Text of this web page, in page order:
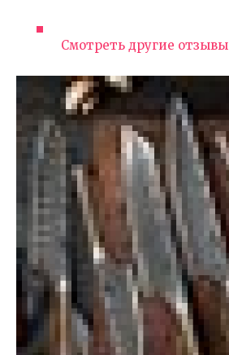
Смотреть другие отзывы